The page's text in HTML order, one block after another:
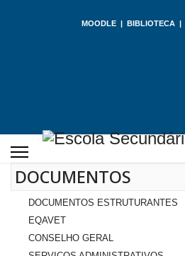
MOODLE | BIBLIOTECA |
DOCUMENTOS
DOCUMENTOS ESTRUTURANTES
EQAVET
CONSELHO GERAL